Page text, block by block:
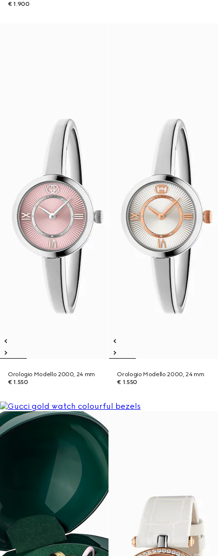
€ 1.900
Orologio Modello 2000, 24 mm
€ 1.550
Orologio Modello 2000, 24 mm
€ 1.550